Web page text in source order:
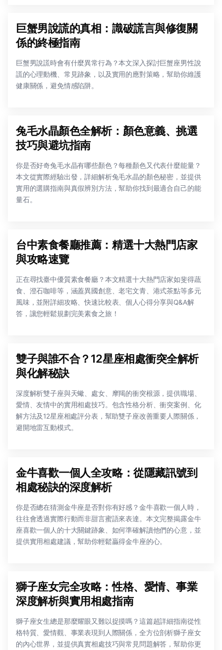
巨蟹男說謊的真相：識破謊言與修復關
係的終極指南
巨蟹男說謊時會有什麼異常行為？本文深入探討巨蟹座男性說
謊的心理動機、常見跡象，以及實用的應對策略，幫助你維護
健康關係，避免情感陷阱。
兔毛水晶顏色全解析：顏色意義、挑選
技巧與避坑指南
你是否好奇兔毛水晶有哪些顏色？每種顏色又代表什麼能量？
本文從實際經驗出發，詳細解析兔毛水晶的顏色秘密，並提供
實用的選購指南與真假辨別方法，幫助你找到最適合自己的能
量石。
台中素食餐廳推薦：精選十大熱門店家
與攻略速覽
正在尋找臺中優質素食餐廳？本文精選十大熱門店家如斐得蔬
食、澄石咖啡等，涵蓋異國創意、老宅文青、港式茶點等多元
風味，並附詳細攻略、快速比較表、個人心得分享與Q&A解
答，讓您輕鬆規劃完美素食之旅！
雙子與誰不合？12星座相處衝突全解析
與化解秘訣
深度解析雙子座與天蠍、處女、摩羯的衝突根源，提供職場、
愛情、友情中的實用相處技巧。包含性格分析、衝突案例、化
解方法及12星座相處評分表，幫助雙子座改善重要人際關係，
避開地雷互動模式。
金牛喜歡一個人全攻略：從隱藏訊號到
相處秘訣的深度解析
你是否總在猜測金牛座是否對你有好感？金牛喜歡一個人時，
往往會透過實際行動而非甜言蜜語來表達。本文完整揭露金牛
座喜歡一個人的十大關鍵跡象、如何準確解讀他們的心意，並
提供實用相處建議，幫助你輕鬆贏得金牛座的心。
獅子座女完全攻略：性格、愛情、事業
深度解析與實用相處指南
獅子座女生總是那麼耀眼又難以捉摸嗎？這篇超詳細指南從性
格特質、愛情觀、事業表現到人際關係，全方位剖析獅子座女
的內心世界，並提供真實相處技巧與常見問題解答，幫助你更